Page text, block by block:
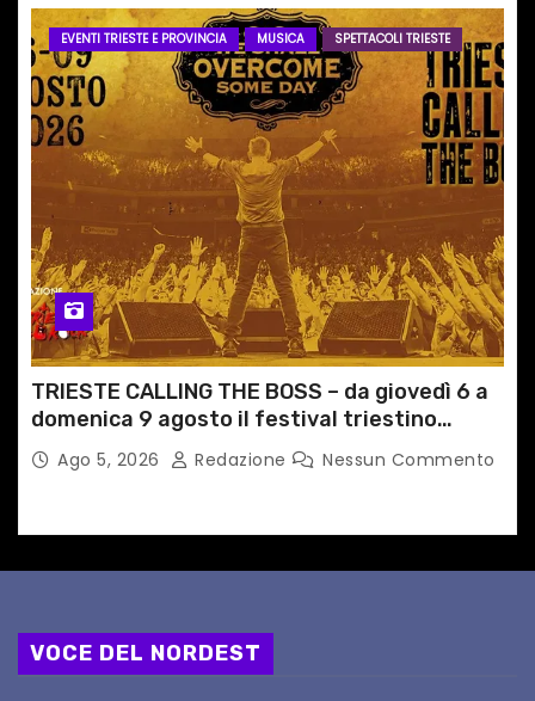
EVENTI TRIESTE E PROVINCIA MUSICA SPETTACOLI TRIESTE
TRIESTE CALLING THE BOSS – da giovedì 6 a
domenica 9 agosto il festival triestino
dedicato a Springsteen
Ago 5, 2026 Redazione Nessun Commento
VOCE DEL NORDEST